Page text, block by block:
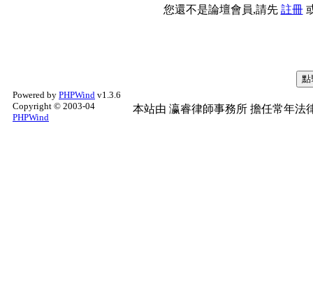
您還不是論壇會員,請先 註冊
Powered by PHPWind v1.3.6
Copyright © 2003-04
PHPWind
本站由 瀛睿律師事務所 擔任常年法